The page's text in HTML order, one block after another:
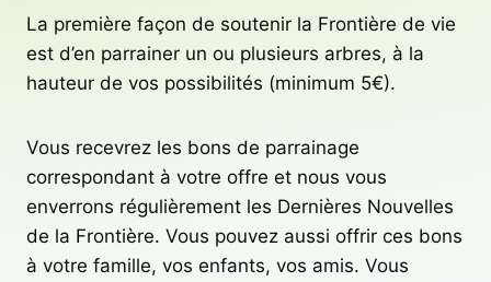
La première façon de soutenir la Frontière de vie
est d’en parrainer un ou plusieurs arbres, à la
hauteur de vos possibilités (minimum 5€).
Vous recevrez les bons de parrainage
correspondant à votre offre et nous vous
enverrons régulièrement les Dernières Nouvelles
de la Frontière. Vous pouvez aussi offrir ces bons
à votre famille, vos enfants, vos amis. Vous